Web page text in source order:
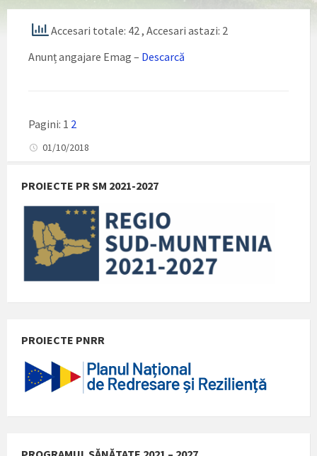
Accesari totale: 42 , Accesari astazi: 2
Anunț angajare Emag – Descarcă
Pagini: 1 2
01/10/2018
PROIECTE PR SM 2021-2027
PROIECTE PNRR